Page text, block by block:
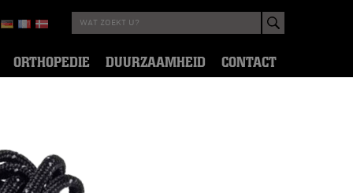
ORTHOPEDIE DUURZAAMHEID CONTACT